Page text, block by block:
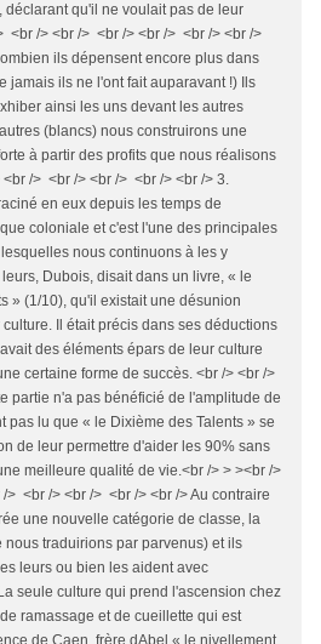
déclarant qu'il ne voulait pas de leur
<br /> <br /> <br /> <br /> <br /> <br />
ils dépensent encore plus dans
jamais ils ne l'ont fait auparavant !) Ils
ainsi les uns devant les autres
(blancs) nous construirons une
à partir des profits que nous réalisons
/> <br /> <br /> <br /> <br /> 3.
en eux depuis les temps de
coloniale et c'est l'une des principales
nous continuons à les y
Dubois, disait dans un livre, « le
» (1/10), qu'il existait une désunion
Il était précis dans ses déductions
des éléments épars de leur culture
certaine forme de succès. <br /> <br />
partie n'a pas bénéficié de l'amplitude de
pas lu que « le Dixième des Talents » se
de leur permettre d'aider les 90% sans
meilleure qualité de vie.<br /> > ><br />
/> <br /> <br /> <br /> <br /> Au contraire
une nouvelle catégorie de classe, la
nous traduirions par parvenus) et ils
leurs ou bien les aident avec
seule culture qui prend l'ascension chez
ramassage et de cueillette qui est